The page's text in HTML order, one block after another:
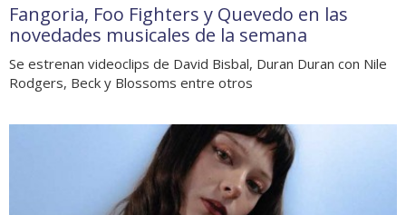
Fangoria, Foo Fighters y Quevedo en las
novedades musicales de la semana
Se estrenan videoclips de David Bisbal, Duran Duran con Nile
Rodgers, Beck y Blossoms entre otros